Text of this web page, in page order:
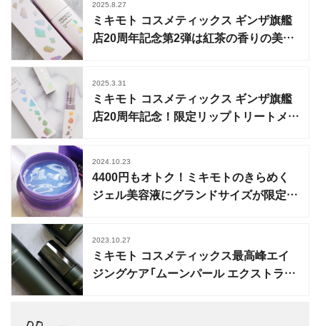
2025.8.27
ミキモト コスメティックス ギンザ旗艦
店20周年記念第2弾は紅茶の香りの美容
2025.3.31
ミキモト コスメティックス ギンザ旗艦
店20周年記念！限定リップトリートメン
2024.10.23
4400円もオトク！ミキモトのきらめく
ジェル美容液にグランドサイズが限定登
2023.10.27
ミキモト コスメティックス最高峰エイ
ジングケア「ムーンパール エクストラ」